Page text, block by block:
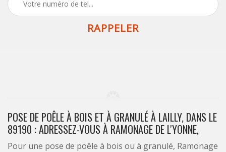
POSE DE POÊLE À BOIS ET À GRANULÉ À LAILLY, DANS LE
89190 : ADRESSEZ-VOUS À RAMONAGE DE L'YONNE,
Pour une pose de poêle à bois ou à granulé, Ramonage